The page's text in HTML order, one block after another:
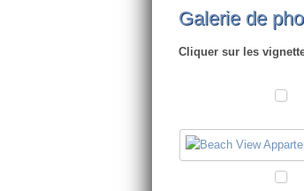
Galerie de
Cliquer sur les